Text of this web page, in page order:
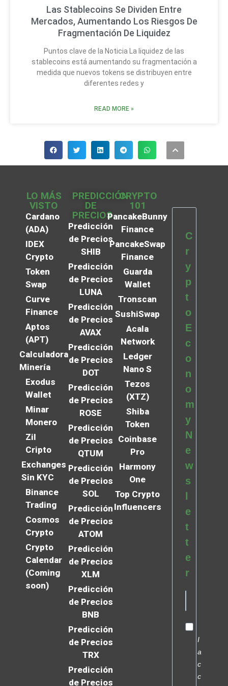
Las Stablecoins Se Dividen Entre
Mercados, Aumentando Los Riesgos De
Fragmentación De Liquidez
Puntos clave de la Noticia La liquidez de las
stablecoins está aumentando su fragmentación a
medida que nuevos tokens se distribuyen entre
diferentes redes y
READ MORE »
LO MÁS
VISTO
Cardano
(ADA)
IDEX
Crypto
Token
Swap
Curve
Finance
Aptos
(APT)
Calculadora
Minería
Exodus
Wallet
Minar
Monero
Zil
Cripto
Exchanges
Sin KYC
Binance
Trading
Cosmos
Crypto
Crypto
Calendar
(Coming
soon)
PREDICCIÓN
DE
PRECIOS
Predicción
de Precios
SHIB
Predicción
de Precios
LUNA
Predicción
de Precios
AVAX
Predicción
de Precios
DOT
Predicción
de Precios
ROSE
Predicción
de Precios
QTUM
Predicción
de Precios
SOL
Predicción
de Precios
ATOM
Predicción
de Precios
XLM
Predicción
de Precios
BNB
Predicción
de Precios
TRX
Predicción
de Precios
CRYPTO
101
PancakeBunny
Finance
PancakeSwap
Finance
Guarda
Wallet
Tronscan
SushiSwap
Acala
Network
Ledger
Nano S
Tezos
(XTZ)
Shiba
Token
Coinbase
Pro
Harmony
One
Top Crypto
Influencers
C
r
y
p
t
o
E
c
o
n
o
m
y
N
e
w
s
e
t
t
e
r
I
a
c
c